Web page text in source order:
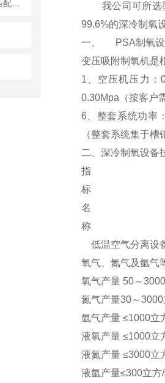
我公司可所选型
99.6%的深冷制氧设
一、 PSA制氧设
变压吸附制氧机是
1、空压机压力：
0.30Mpa（按客户
6、整套系统功率
（整套系统集于
二、深冷制氧设备
指
标
名
称
低温空气分离设
氧气、氮气及氩气
氧气产量 50～
氮气产量30～
氩气产量 ≤1000
液氧产量 ≤1000
液氮产量 ≤3000立
液氩产量≤300立